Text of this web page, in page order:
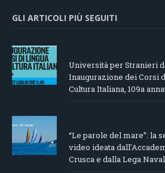
GLI ARTICOLI PIÙ SEGUITI
Università per Stranieri
Inaugurazione dei Corsi
Cultura Italiana, 109a
“Le parole del mare”: la
video ideata
Crusca e dalla Lega